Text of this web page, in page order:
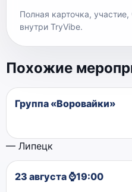
Полная карточка,
внутри TryVibe.
Похожие
Группа «Воровайки»
— Липецк
23 августа ⌚19:00